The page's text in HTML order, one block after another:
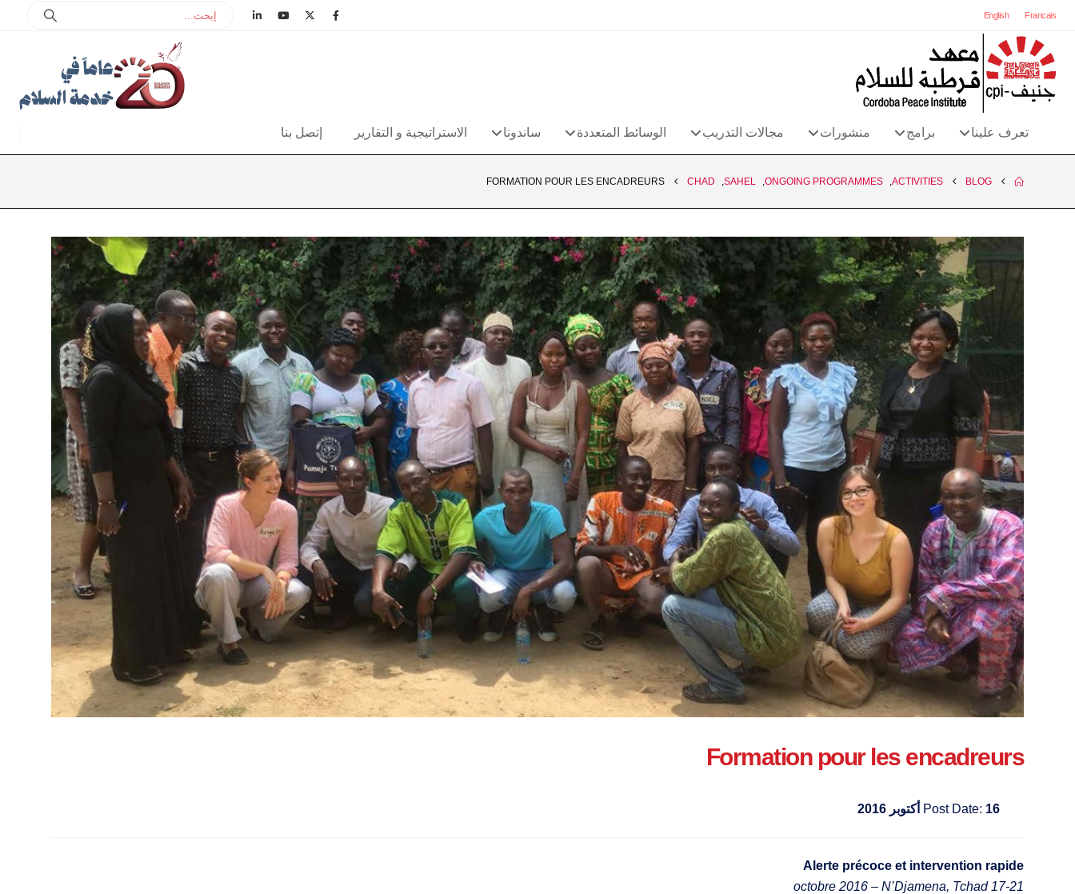
Francais
English
تعرف علينا برامج منشورات مجالات التدريب الوسائط المتعددة ساندونا الاستراتيجية و التقارير إتصل بنا
BLOG
ACTIVITIES
ONGOING PROGRAMMES
SAHEL
CHAD
FORMATION POUR LES ENCADREURS
Formation pour les encadreurs
Post Date: 16 أكتوبر 2016
Alerte précoce et intervention rapide
17-21 octobre 2016 – N’Djamena, Tchad